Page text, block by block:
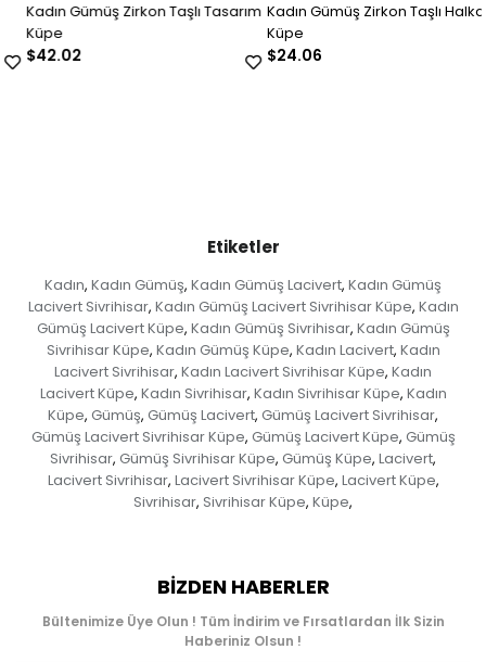
Kadın Gümüş Zirkon Taşlı Tasarım
Küpe
$42.02
Kadın Gümüş Zirkon Taşlı Halka
Küpe
$24.06
Etiketler
Kadın, Kadın Gümüş, Kadın Gümüş Lacivert, Kadın Gümüş
Lacivert Sivrihisar, Kadın Gümüş Lacivert Sivrihisar Küpe, Kadın
Gümüş Lacivert Küpe, Kadın Gümüş Sivrihisar, Kadın Gümüş
Sivrihisar Küpe, Kadın Gümüş Küpe, Kadın Lacivert, Kadın
Lacivert Sivrihisar, Kadın Lacivert Sivrihisar Küpe, Kadın
Lacivert Küpe, Kadın Sivrihisar, Kadın Sivrihisar Küpe, Kadın
Küpe, Gümüş, Gümüş Lacivert, Gümüş Lacivert Sivrihisar,
Gümüş Lacivert Sivrihisar Küpe, Gümüş Lacivert Küpe, Gümüş
Sivrihisar, Gümüş Sivrihisar Küpe, Gümüş Küpe, Lacivert,
Lacivert Sivrihisar, Lacivert Sivrihisar Küpe, Lacivert Küpe,
Sivrihisar, Sivrihisar Küpe, Küpe,
BIZDEN HABERLER
Bültenimize Üye Olun ! Tüm İndirim ve Fırsatlardan İlk Sizin
Haberiniz Olsun !